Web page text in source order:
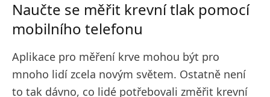
Naučte se měřit krevní tlak pomocí
mobilního telefonu
Aplikace pro měření krve mohou být pro
mnoho lidí zcela novým světem. Ostatně není
to tak dávno, co lidé potřebovali změřit krevní